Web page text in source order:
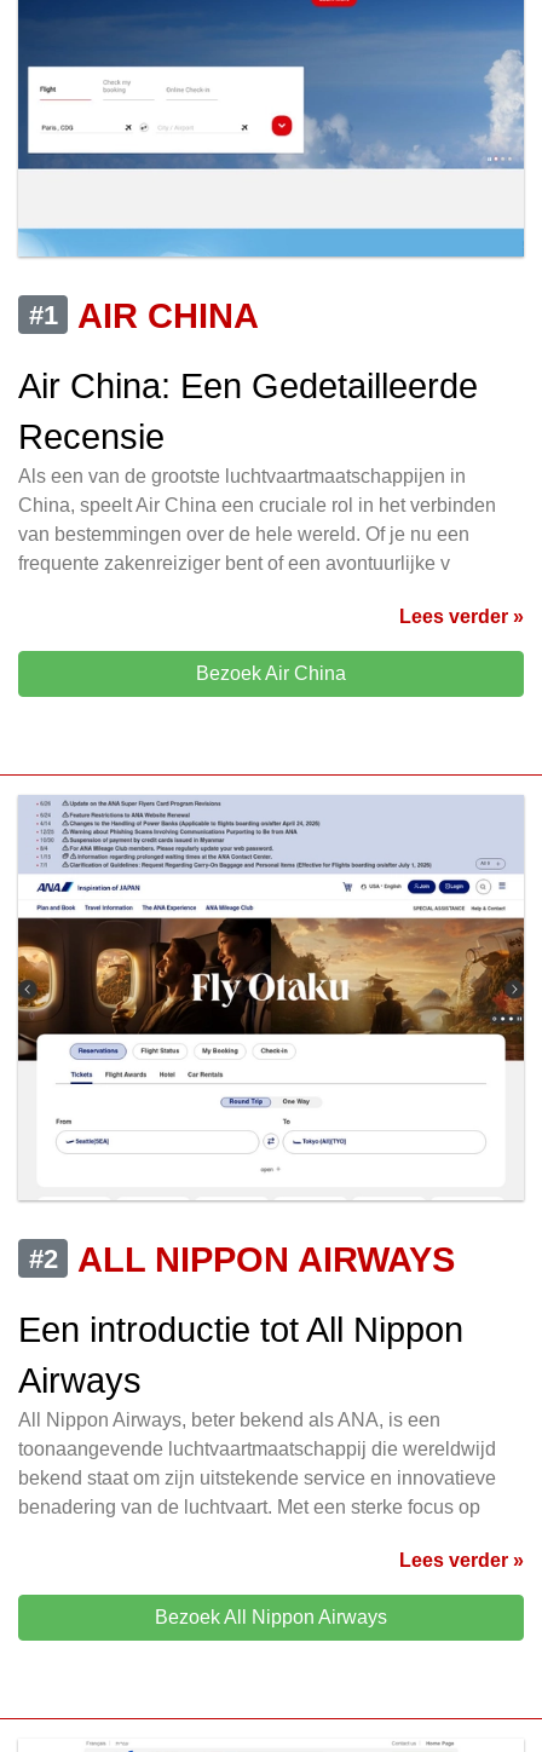
#1
AIR CHINA
Air China: Een Gedetailleerde
Recensie
Als een van de grootste luchtvaartmaatschappijen in
China, speelt Air China een cruciale rol in het verbinden
van bestemmingen over de hele wereld. Of je nu een
frequente zakenreiziger bent of een avontuurlijke v
Lees verder »
Bezoek Air China
#2
ALL NIPPON AIRWAYS
Een introductie tot All Nippon
Airways
All Nippon Airways, beter bekend als ANA, is een
toonaangevende luchtvaartmaatschappij die wereldwijd
bekend staat om zijn uitstekende service en innovatieve
benadering van de luchtvaart. Met een sterke focus op
Lees verder »
Bezoek All Nippon Airways